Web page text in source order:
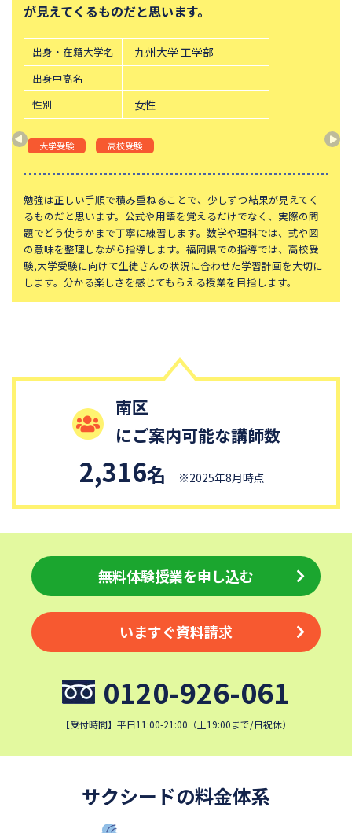
高輪中学校
帝塚山中学校
桐朋中学校
六甲学院中学校
青山学院横浜英和中学校
中央大学附属横浜中学校
法政大学第二中学校
品川女子学院中等部
東京都立桜修館中等教育学校
学習院中等科
頌栄女子学院中学校
東山中学校
山手学院中学校
函館ラ・サール中学校
城北中学校
神奈川大学附属中学校
大宮開成中学校
大妻中学校
滝中学校
土佐中学校
國學院大學久我山中学校
江戸川学園取手中学校
山脇学園中学校
中央大学附属中学校
桐蔭学園中等教育学校
昭和女子大学附属昭和中学校
帝京大学中学校
国府台女子学院中学部
淑徳中学校
昌平中学校
成城中学校
青稜中学校
麗澤中学校
同志社香里中学校
埼玉栄中学校
城北埼玉中学校
日本大学中学校
目黒日本大学中学校
関東学院中学校
帝塚山学院中学校
星野学園中学校
昭和学院中学校
東京女学館中学校
盛岡白百合学園中学校
が見えてくるものだと思います。
出身・在籍大学名 九州大学 工学部
出身中高名
性別
女性
大学受験 高校受験
勉強は正しい手順で積み重ねることで、少しずつ結果が見えてく
るものだと思います。公式や用語を覚えるだけでなく、実際の問
題でどう使うかまで丁寧に練習します。数学や理科では、式や図
の意味を整理しながら指導します。福岡県での指導では、高校受
験,大学受験に向けて生徒さんの状況に合わせた学習計画を大切に
します。分かる楽しさを感じてもらえる授業を目指します。
南区
にご案内可能な講師数
2,316名 ※2025年8月時点
無料体験授業を申し込む
いますぐ資料請求
0120-926-061
【受付時間】平日11:00-21:00（土19:00まで/日祝休）
サクシードの料金体系